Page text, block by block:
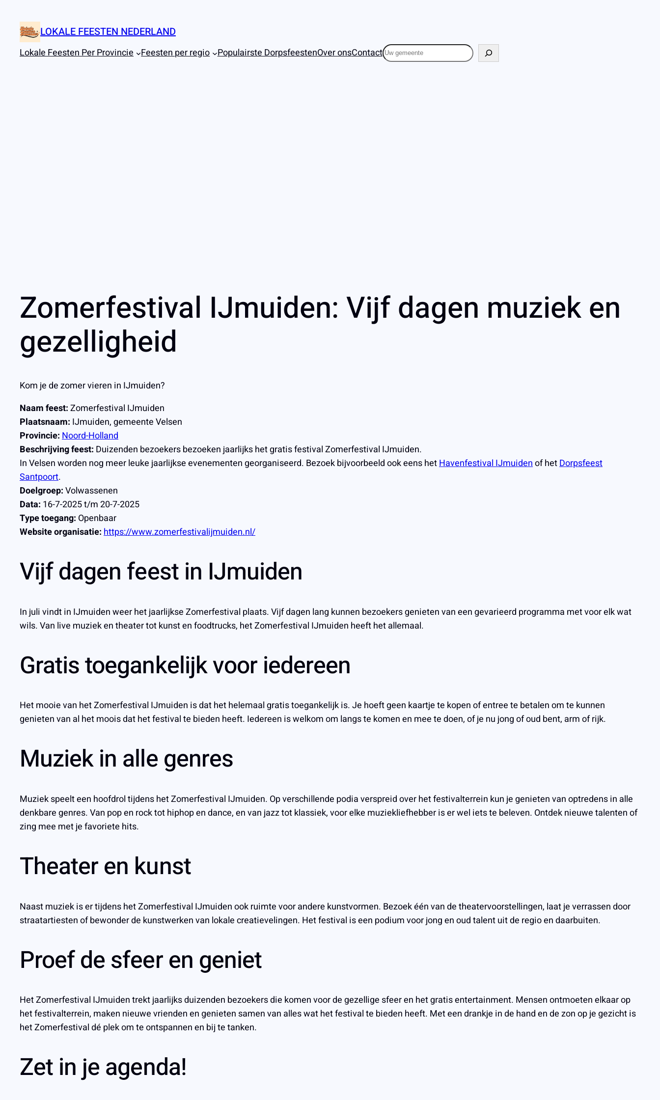
naar
inhoud
LOKALE FEESTEN NEDERLAND
Lokale Feesten Per Provincie Feesten per regio Populairste DorpsfeestenOver onsContactZoeken
Zomerfestival IJmuiden: Vijf dagen muziek en
gezelligheid
Kom je de zomer vieren in IJmuiden?
Naam feest:Zomerfestival IJmuiden
Plaatsnaam: IJmuiden, gemeente Velsen
Provincie:Noord-Holland
Beschrijving feest: Duizenden bezoekers bezoeken jaarlijks het gratis festival Zomerfestival IJmuiden.
In Velsen worden nog meer leuke jaarlijkse evenementen georganiseerd. Bezoek bijvoorbeeld ook eens hetHavenfestival IJmuidenof hetDorpsfeest
Santpoort.
Doelgroep:Volwassenen
Data: 16-7-2025 t/m 20-7-2025
Type toegang: Openbaar
Website organisatie:https://www.zomerfestivalijmuiden.nl/
Vijf dagen feest in IJmuiden
In juli vindt in IJmuiden weer het jaarlijkse Zomerfestival plaats. Vijf dagen lang kunnen bezoekers genieten van een gevarieerd programma met voor elk wat
wils. Van live muziek en theater tot kunst en foodtrucks, het Zomerfestival IJmuiden heeft het allemaal.
Gratis toegankelijk voor iedereen
Het mooie van het Zomerfestival IJmuiden is dat het helemaal gratis toegankelijk is. Je hoeft geen kaartje te kopen of entree te betalen om te kunnen
genieten van al het moois dat het festival te bieden heeft. Iedereen is welkom om langs te komen en mee te doen, of je nu jong of oud bent, arm of rijk.
Muziek in alle genres
Muziek speelt een hoofdrol tijdens het Zomerfestival IJmuiden. Op verschillende podia verspreid over het festivalterrein kun je genieten van optredens in alle
denkbare genres. Van pop en rock tot hiphop en dance, en van jazz tot klassiek, voor elke muziekliefhebber is er wel iets te beleven. Ontdek nieuwe talenten of
zing mee met je favoriete hits.
Theater en kunst
Naast muziek is er tijdens het Zomerfestival IJmuiden ook ruimte voor andere kunstvormen. Bezoek één van de theatervoorstellingen, laat je verrassen door
straatartiesten of bewonder de kunstwerken van lokale creatievelingen. Het festival is een podium voor jong en oud talent uit de regio en daarbuiten.
Proef de sfeer en geniet
Het Zomerfestival IJmuiden trekt jaarlijks duizenden bezoekers die komen voor de gezellige sfeer en het gratis entertainment. Mensen ontmoeten elkaar op
het festivalterrein, maken nieuwe vrienden en genieten samen van alles wat het festival te bieden heeft. Met een drankje in de hand en de zon op je gezicht is
het Zomerfestival dé plek om te ontspannen en bij te tanken.
Zet in je agenda!